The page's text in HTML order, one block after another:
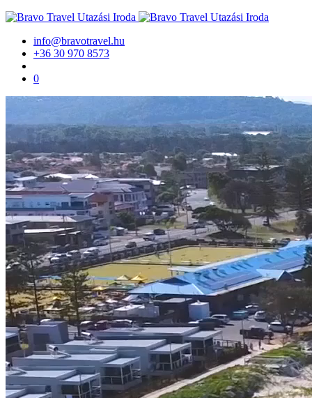
info@bravotravel.hu
+36 30 970 8573
0